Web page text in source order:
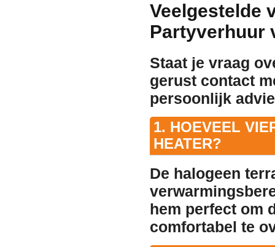
Veelgestelde
Partyverhuur
Staat je vraag
gerust contact
persoonlijk
1. HOEVEEL
HEATER?
De halogeen
hem perfect om
comfortabel te